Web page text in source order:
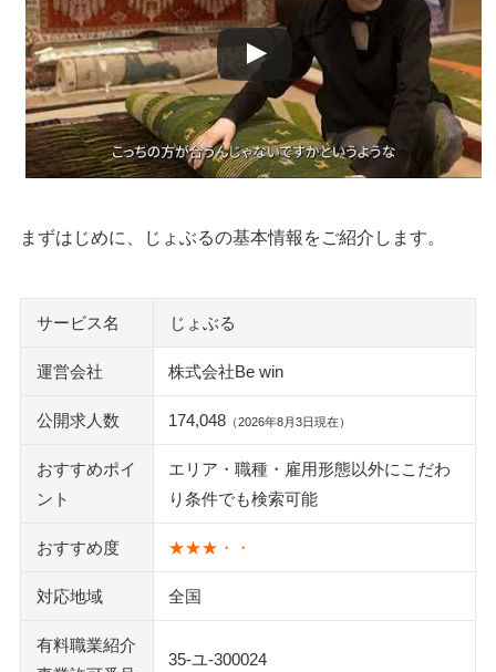
まずはじめに、じょぶるの基本情報をご紹介します。
サービス名 じょぶる
運営会社 株式会社Be win
公開求人数 174,048 （2026年8月3日現在）
おすすめポイ
ント
エリア・職種・雇用形態以外にこだわ
り条件でも検索可能
おすすめ度 ★★★・・
対応地域 全国
有料職業紹介
35-ユ-300024